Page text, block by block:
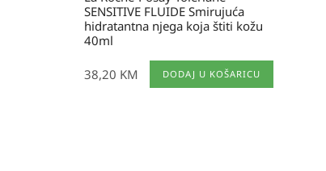
SENSITIVE FLUIDE Smirujuća
hidratantna njega koja štiti kožu
40ml
38,20 KM DODAJ U KOŠARICU